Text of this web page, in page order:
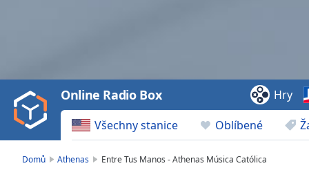
Video
Play
Backward
Skip
Všechny stanice Oblíbené
Online Radio Box Hry
Domů Athenas Entre Tus Manos - Athenas Música Católica